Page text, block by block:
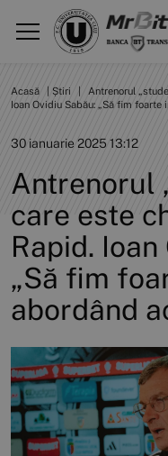
Acasă Știri
Antrenorul
Ioan Ovidiu Sabău: „Să fim
30 ianuarie 2025 13:12
Antrenorul
care este
Rapid.
„Să fim
abordând